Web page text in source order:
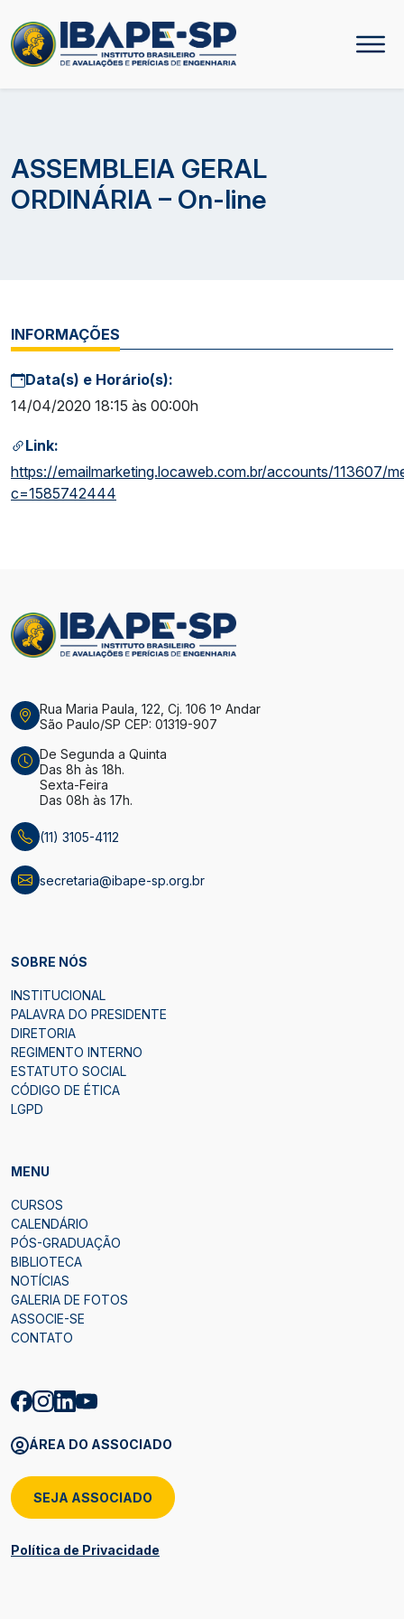
ASSEMBLEIA GERAL
ORDINÁRIA – On-line
INFORMAÇÕES
Data(s) e Horário(s):
14/04/2020 18:15 às 00:00h
Link:
https://emailmarketing.locaweb.com.br/accounts/113607/
c=1585742444
Rua Maria Paula, 122, Cj. 106 1º Andar
São Paulo/SP CEP: 01319-907
De Segunda a Quinta
Das 8h às 18h.
Sexta-Feira
Das 08h às 17h.
(11) 3105-4112
secretaria@ibape-sp.org.br
SOBRE NÓS
INSTITUCIONAL
PALAVRA DO PRESIDENTE
DIRETORIA
REGIMENTO INTERNO
ESTATUTO SOCIAL
CÓDIGO DE ÉTICA
LGPD
MENU
CURSOS
CALENDÁRIO
PÓS-GRADUAÇÃO
BIBLIOTECA
NOTÍCIAS
GALERIA DE FOTOS
ASSOCIE-SE
CONTATO
ÁREA DO ASSOCIADO
SEJA ASSOCIADO
Política de Privacidade